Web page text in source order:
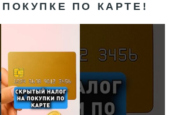
ПО КАРТЕ!